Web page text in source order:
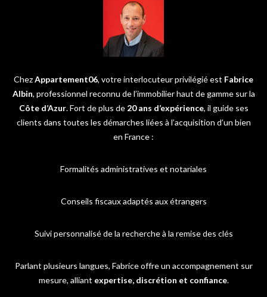
ChezAppartement06, votre interlocuteur privilégié est Fabrice
Albin, professionnel reconnu de l’immobilier haut de gamme sur la
Côte d’Azur. Fort de plus de 20 ans d’expérience, il guide ses
clients dans toutes les démarches liées à l’acquisition d’un bien
en France :
Formalités administratives et notariales
Conseils fiscaux adaptés aux étrangers
Suivi personnalisé de la recherche à la remise des clés
Parlant plusieurs langues, Fabrice offre un accompagnement sur
mesure, alliant expertise, discrétion et confiance.